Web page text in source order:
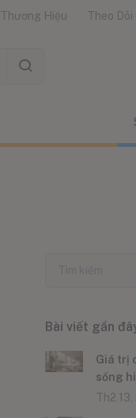
Thương Hiệu Theo
Bài viết gần
Giá trị
sống
Th2